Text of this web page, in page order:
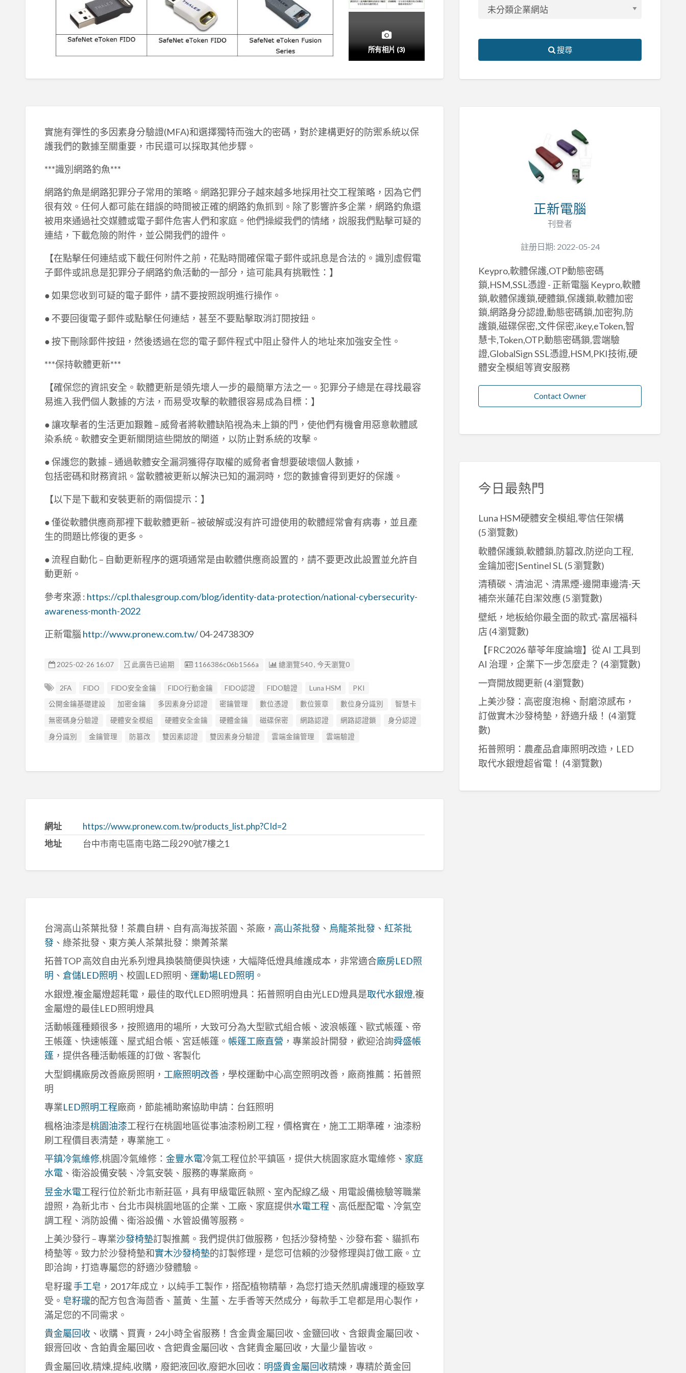
所有相片 (3)
實施有彈性的多因素身分驗證(MFA)和選擇獨特而強大的密碼，對於建構更好的防禦系統以保
護我們的數據至關重要，市民還可以採取其他步驟。
***識別網路釣魚***
網路釣魚是網路犯罪分子常用的策略。網路犯罪分子越來越多地採用社交工程策略，因為它們
很有效。任何人都可能在錯誤的時間被正確的網路釣魚抓到。除了影響許多企業，網路釣魚還
被用來通過社交媒體或電子郵件危害人們和家庭。他們操縱我們的情緒，說服我們點擊可疑的
連結，下載危險的附件，並公開我們的證件。
【在點擊任何連結或下載任何附件之前，花點時間確保電子郵件或訊息是合法的。識別虛假電
子郵件或訊息是犯罪分子網路釣魚活動的一部分，這可能具有挑戰性：】
● 如果您收到可疑的電子郵件，請不要按照說明進行操作。
● 不要回復電子郵件或點擊任何連結，甚至不要點擊取消訂閱按鈕。
● 按下刪除郵件按鈕，然後透過在您的電子郵件程式中阻止發件人的地址來加強安全性。
***保持軟體更新***
【確保您的資訊安全。軟體更新是領先壞人一步的最簡單方法之一。犯罪分子總是在尋找最容
易進入我們個人數據的方法，而易受攻擊的軟體很容易成為目標：】
● 讓攻擊者的生活更加艱難 – 威脅者將軟體缺陷視為未上鎖的門，使他們有機會用惡意軟體感
染系統。軟體安全更新關閉這些開放的閘道，以防止對系統的攻擊。
● 保護您的數據 – 通過軟體安全漏洞獲得存取權的威脅者會想要破壞個人數據，
包括密碼和財務資訊。當軟體被更新以解決已知的漏洞時，您的數據會得到更好的保護。
【以下是下載和安裝更新的兩個提示：】
● 僅從軟體供應商那裡下載軟體更新 – 被破解或沒有許可證使用的軟體經常會有病毒，並且產
生的問題比修復的更多。
● 流程自動化 – 自動更新程序的選項通常是由軟體供應商設置的，請不要更改此設置並允許自
動更新。
參考來源 : https://cpl.thalesgroup.com/blog/identity-data-protection/national-cybersecurity-
awareness-month-2022
正新電腦 http://www.pronew.com.tw/04-24738309
2025-02-26 16:07 此廣告已逾期 廣告编號
1166386c06b1566a 總瀏覽540 , 今天瀏覽0
2FA FIDO FIDO安全金鑰 FIDO行動金鑰 FIDO認證 FIDO驗證 Luna HSM
PKI
公開金鑰基礎建設
加密金鑰 多因素身分認證 密鑰管理 數位憑證 數位簽章 數位身分識別
智慧卡
無密碼身分驗證
硬體安全模組 硬體安全金鑰 硬體金鑰 磁碟保密 網路認證 網路認證鎖
身分認證
身分識別
金鑰管理 防篡改 雙因素認證 雙因素身分驗證 雲端金鑰管理 雲端驗證
網址
https://www.pronew.com.tw/products_list.php?CId=2
地址
台中市南屯區南屯路二段290號7樓之1
台灣高山茶葉批發！茶農自耕、自有高海拔茶園、茶廠， 高山茶批發、 烏龍茶批發、 紅茶批
發、綠茶批發、東方美人茶葉批發：樂菁茶業
拓普TOP 高效自由光系列燈具換裝簡便與快速，大幅降低燈具維護成本，非常適合廠房LED照
明 、 倉儲LED照明 、校園LED照明、 運動場LED照明 。
水銀燈,複金屬燈超耗電，最佳的取代LED照明燈具：拓普照明自由光LED燈具是取代水銀燈,複
金屬燈的最佳LED照明燈具
活動帳篷種類很多，按照適用的場所，大致可分為大型歐式組合帳、波浪帳篷、歐式帳篷、帝
王帳篷、快速帳篷、屋式組合帳、宮廷帳篷。 帳篷工廠直營 ，專業設計開發，歡迎洽詢舜盛帳
篷，提供各種活動帳篷的訂做、客製化
大型鋼構廠房改善廠房照明， 工廠照明改善，學校運動中心高空照明改善，廠商推薦：拓普照
明
專業LED照明工程廠商，節能補助案協助申請：台鈺照明
楓格油漆是桃園油漆工程行在桃園地區從事油漆粉刷工程，價格實在，施工工期準確，油漆粉
刷工程價目表清楚，專業施工。
平鎮冷氣維修,桃園冷氣維修： 金豐水電冷氣工程位於平鎮區，提供大桃園家庭水電維修、 家庭
水電、衛浴設備安裝、冷氣安裝、服務的專業廠商。
昱金水電工程行位於新北市新莊區，具有甲級電匠執照、室內配線乙級、用電設備檢驗等職業
證照，為新北市、台北市與桃園地區的企業、工廠、家庭提供水電工程 、高低壓配電、冷氣空
調工程、消防設備、衛浴設備、水管設備等服務。
上美沙發行 – 專業沙發椅墊訂製推薦。我們提供訂做服務，包括沙發椅墊、沙發布套、貓抓布
椅墊等。致力於沙發椅墊和實木沙發椅墊的訂製修理，是您可信賴的沙發修理與訂做工廠。立
即洽詢，打造專屬您的舒適沙發體驗。
皂籽瓏手工皂 ，2017年成立，以純手工製作，搭配植物精華，為您打造天然肌膚護理的極致享
受。 皂籽瓏的配方包含海茴香、薑黃、生薑、左手香等天然成分，每款手工皂都是用心製作，
滿足您的不同需求。
貴金屬回收、收購、買賣，24小時全省服務！含金貴金屬回收、金鹽回收、含銀貴金屬回收、
銀膏回收、含鉑貴金屬回收、含鈀貴金屬回收、含銠貴金屬回收，大量少量皆收。
貴金屬回收,精煉,提純,收購，廢鈀液回收,廢鈀水回收： 明盛貴金屬回收精煉，專精於黃金回
搜尋
正新電腦
刊登者
註册日期: 2022-05-24
Keypro,軟體保護,OTP動態密碼
鎖,HSM,SSL憑證 - 正新電腦 Keypro,軟體
鎖,軟體保護鎖,硬體鎖,保護鎖,軟體加密
鎖,網路身分認證,動態密碼鎖,加密狗,防
護鎖,磁碟保密,文件保密,ikey,eToken,智
慧卡,Token,OTP,動態密碼鎖,雲端驗
證,GlobalSign SSL憑證,HSM,PKI技術,硬
體安全模組等資安服務
Contact Owner
今日最熱門
Luna HSM硬體安全模組,零信任架構
(5 瀏覽數)
軟體保護鎖,軟體鎖,防篡改,防逆向工程,
金鑰加密|Sentinel SL (5 瀏覽數)
清積碳、清油泥、清黑煙-邊開車邊清-天
補奈米蓮花自潔效應(5 瀏覽數)
壁紙，地板給你最全面的款式-富居福科
店 (4 瀏覽數)
【FRC2026 華苓年度論壇】從 AI 工具到
AI 治理，企業下一步怎麼走？ (4 瀏覽數)
一齊開放閥更新(4 瀏覽數)
上美沙發：高密度泡棉、耐磨涼感布，
訂做實木沙發椅墊，舒適升級！ (4 瀏覽
數)
拓普照明：農產品倉庫照明改造，LED
取代水銀燈超省電！ (4 瀏覽數)